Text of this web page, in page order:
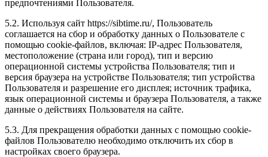
предпочтениями Пользователя.
5.2. Используя сайт https://sibtime.ru/, Пользователь
соглашается на сбор и обработку данных о Пользователе с
помощью cookie-файлов, включая: IP-адрес Пользователя,
местоположение (страна или город), тип и версию
операционной системы устройства Пользователя; тип и
версия браузера на устройстве Пользователя; тип устройства
Пользователя и разрешение его дисплея; источник трафика,
язык операционной системы и браузера Пользователя, а также
данные о действиях Пользователя на сайте.
5.3. Для прекращения обработки данных с помощью cookie-
файлов Пользователю необходимо отключить их сбор в
настройках своего браузера.